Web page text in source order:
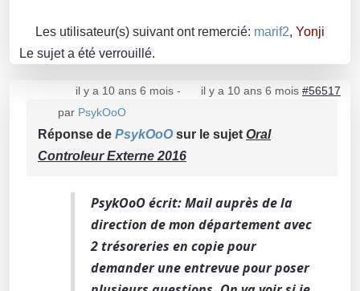
Les utilisateur(s) suivant ont remercié: marif2, Yonji
Le sujet a été verrouillé.
il y a 10 ans 6 mois- il y a 10 ans 6 mois #56517
par PsykOoO
Réponse de PsykOoOsur le sujet Oral
Controleur Externe 2016
PsykOoO écrit: Mail auprès de la
direction de mon département avec
2 trésoreries en copie pour
demander une entrevue pour poser